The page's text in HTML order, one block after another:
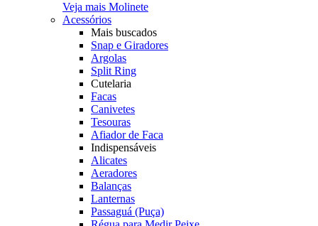
Veja mais Molinete
Acessórios
Mais buscados
Snap e Giradores
Argolas
Split Ring
Cutelaria
Facas
Canivetes
Tesouras
Afiador de Faca
Indispensáveis
Alicates
Aeradores
Balanças
Lanternas
Passaguá (Puça)